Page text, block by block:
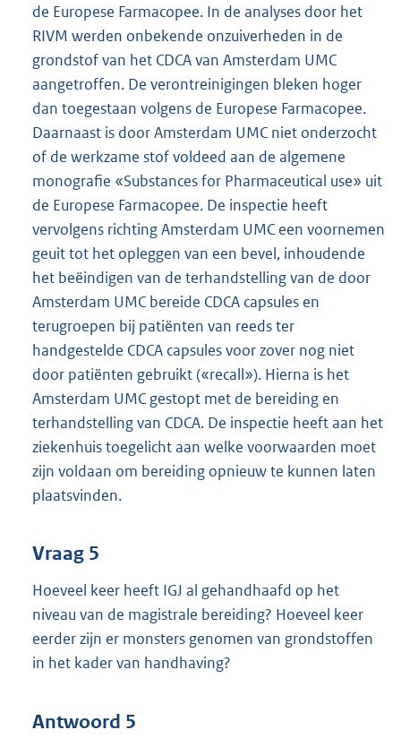
de Europese Farmacopee. In de analyses door het
RIVM werden onbekende onzuiverheden in de
grondstof van het CDCA van Amsterdam UMC
aangetroffen. De verontreinigingen bleken hoger
dan toegestaan volgens de Europese Farmacopee.
Daarnaast is door Amsterdam UMC niet onderzocht
of de werkzame stof voldeed aan de algemene
monografie «Substances for Pharmaceutical use» uit
de Europese Farmacopee. De inspectie heeft
vervolgens richting Amsterdam UMC een voornemen
geuit tot het opleggen van een bevel, inhoudende
het beëindigen van de terhandstelling van de door
Amsterdam UMC bereide CDCA capsules en
terugroepen bij patiënten van reeds ter
handgestelde CDCA capsules voor zover nog niet
door patiënten gebruikt («recall»). Hierna is het
Amsterdam UMC gestopt met de bereiding en
terhandstelling van CDCA. De inspectie heeft aan het
ziekenhuis toegelicht aan welke voorwaarden moet
zijn voldaan om bereiding opnieuw te kunnen laten
plaatsvinden.
Vraag 5
Hoeveel keer heeft IGJ al gehandhaafd op het
niveau van de magistrale bereiding? Hoeveel keer
eerder zijn er monsters genomen van grondstoffen
in het kader van handhaving?
Antwoord 5